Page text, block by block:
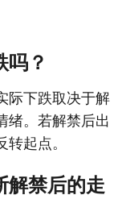
吗？
际下跌取决于解
绪。若解禁后出
起点。
解禁后的走